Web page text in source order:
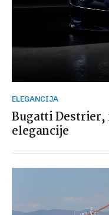
ELEGANCIJA
Bugatti
elegancije